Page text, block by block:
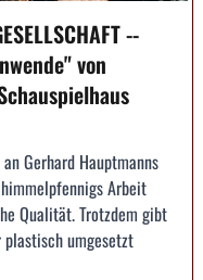
--
von
Gerhard Hauptmanns
Arbeit
Qualität. Trotzdem gibt
umgesetzt